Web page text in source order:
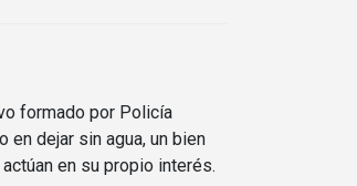
formado por Policía
en dejar sin agua, un bien
en su propio interés.